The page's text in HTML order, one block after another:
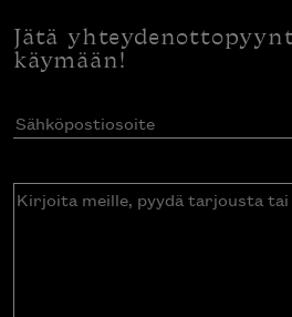
Jätä
käymään!
Sähköpostiosoite(Pakollinen)
Kirjoita